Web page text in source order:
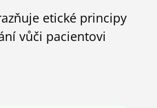
etické principy
vůči pacientovi